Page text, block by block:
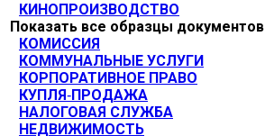
КИНОПРОИЗВОДСТВО
Показать все образцы документов
КОМИССИЯ
КОММУНАЛЬНЫЕ УСЛУГИ
КОРПОРАТИВНОЕ ПРАВО
КУПЛЯ-ПРОДАЖА
НАЛОГОВАЯ СЛУЖБА
НЕДВИЖИМОСТЬ